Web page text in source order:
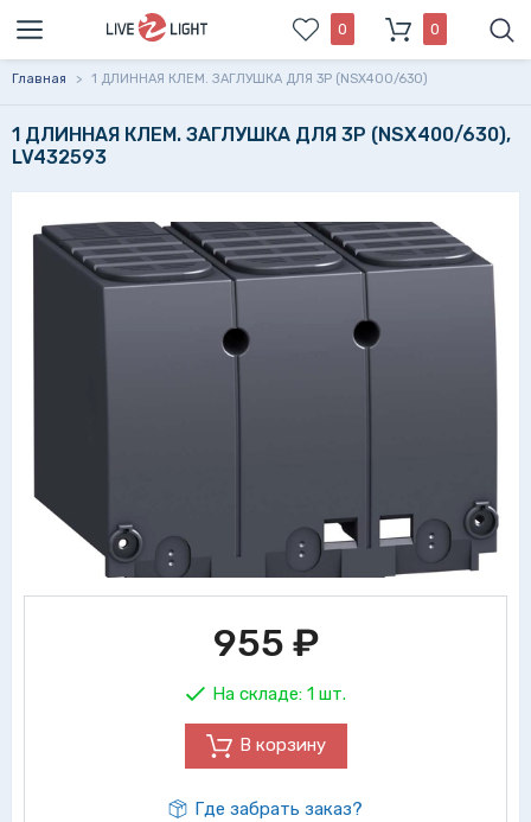
0 0
Главная > 1 ДЛИННАЯ КЛЕМ. ЗАГЛУШКА ДЛЯ 3Р (NSX400/630)
1 ДЛИННАЯ КЛЕМ. ЗАГЛУШКА ДЛЯ 3Р (NSX400/630),
LV432593
955 ₽
На складе: 1 шт.
В корзину
Где забрать заказ?